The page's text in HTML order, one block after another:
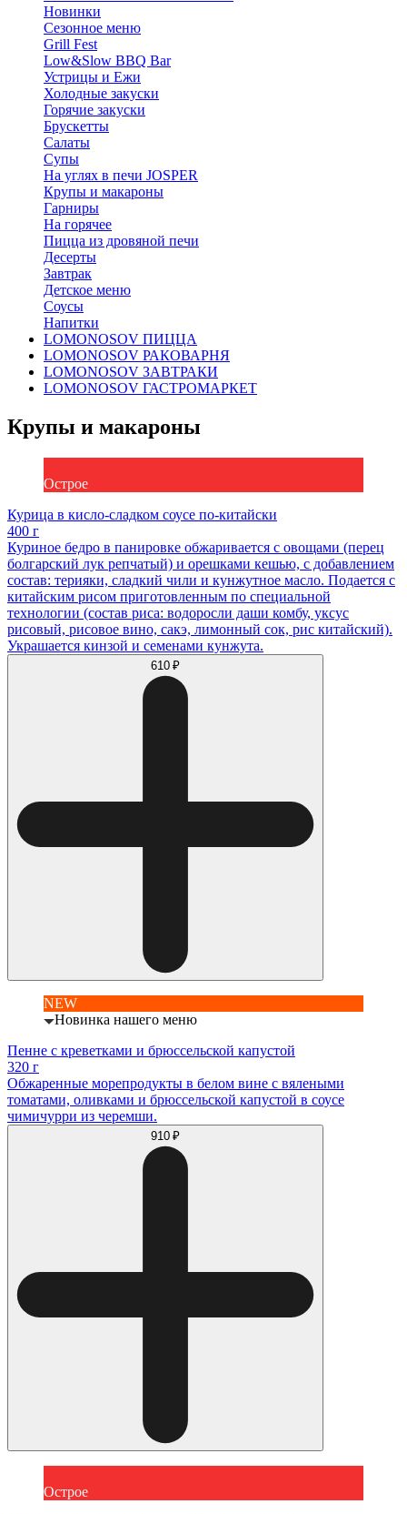
Новинки
Сезонное меню
Grill Fest
Low&Slow BBQ Bar
Устрицы и Ежи
Холодные закуски
Горячие закуски
Брускетты
Салаты
Супы
На углях в печи JOSPER
Крупы и макароны
Гарниры
На горячее
Пицца из дровяной печи
Десерты
Завтрак
Детское меню
Соусы
Напитки
LOMONOSOV ПИЦЦА
LOMONOSOV РАКОВАРНЯ
LOMONOSOV ЗАВТРАКИ
LOMONOSOV ГАСТРОМАРКЕТ
Крупы и макароны
Острое
Курица в кисло-сладком соусе по-китайски
400 г
Куриное бедро в панировке обжаривается с овощами (перец
болгарский лук репчатый) и орешками кешью, с добавлением
состав: терияки, сладкий чили и кунжутное масло. Подается с
китайским рисом приготовленным по специальной
технологии (состав риса: водоросли даши комбу, уксус
рисовый, рисовое вино, сакэ, лимонный сок, рис китайский).
Украшается кинзой и семенами кунжута.
610 ₽
NEW
Новинка нашего меню
Пенне с креветками и брюссельской капустой
320 г
Обжаренные морепродукты в белом вине с вялеными
томатами, оливками и брюссельской капустой в соусе
чимичурри из черемши.
910 ₽
Острое